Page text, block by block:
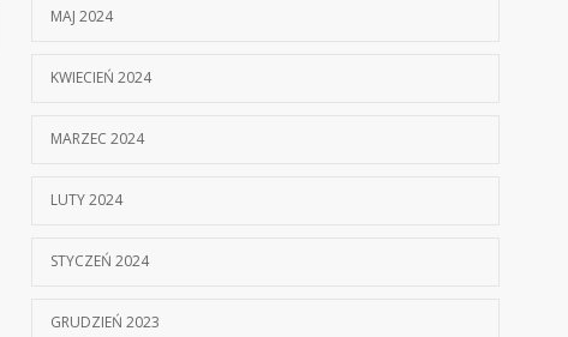
MAJ 2024
KWIECIEŃ 2024
MARZEC 2024
LUTY 2024
STYCZEŃ 2024
GRUDZIEŃ 2023